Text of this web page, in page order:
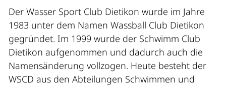
Der Wasser Sport Club Dietikon wurde im Jahre
1983 unter dem Namen Wassball Club Dietikon
gegründet. Im 1999 wurde der Schwimm Club
Dietikon aufgenommen und dadurch auch die
Namensänderung vollzogen. Heute besteht der
WSCD aus den Abteilungen Schwimmen und